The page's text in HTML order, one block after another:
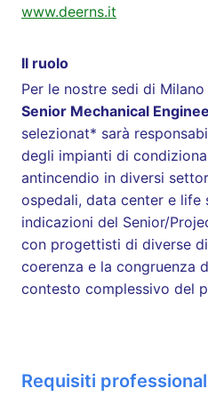
www.deerns.it
Il ruolo
Per le nostre sedi di
Senior Mechanical
selezionat* sarà
degli impianti di
antincendio in diversi
ospedali, data center e life
indicazioni del Senior/
con progettisti di diverse
coerenza e la congruenza
contesto complessivo del
Requisiti